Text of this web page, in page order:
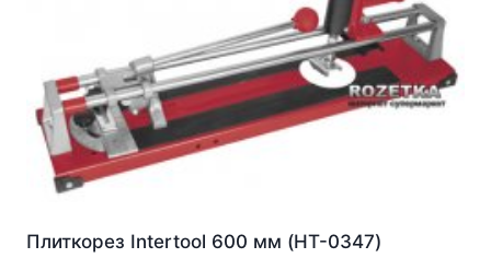
Плиткорез Intertool 600 мм (HT-0347)